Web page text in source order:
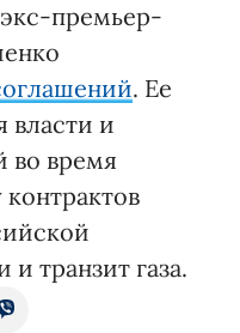
премьер-
. Ее
власти и
во время
транзит газа.